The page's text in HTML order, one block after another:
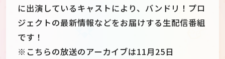
に出演しているキャストにより、バンドリ！プロ
ジェクトの最新情報などをお届けする生配信番組
です！
※こちらの放送のアーカイブは11月25日